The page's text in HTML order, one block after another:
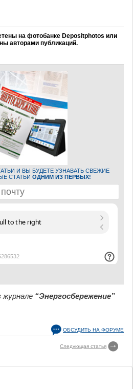
на фотобанке Depositphotos или
авторами публикаций.
И ВЫ БУДЕТЕ УЗНАВАТЬ СВЕЖИЕ
СТАТЬИ ОДНИМ ИЗ ПЕРВЫХ!
журнале “Энергосбережение”
ОБСУДИТЬ НА ФОРУМЕ
Следующая статья